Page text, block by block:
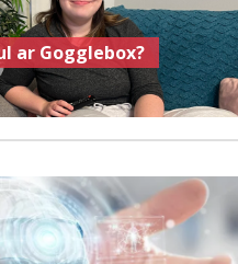
ar Gogglebox?